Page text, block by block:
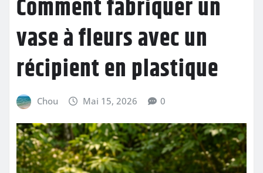
Comment fabriquer un
vase à fleurs avec un
récipient en plastique
Chou Mai 15, 2026 0